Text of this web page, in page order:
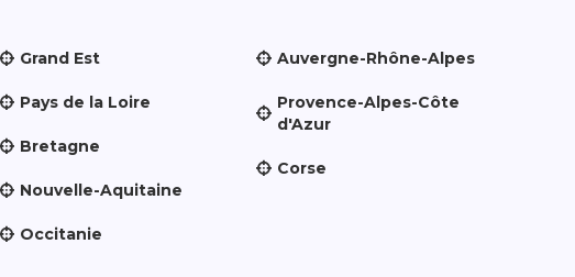
Grand Est
Pays de la Loire
Bretagne
Nouvelle-Aquitaine
Occitanie
Auvergne-Rhône-Alpes
Provence-Alpes-Côte
d'Azur
Corse